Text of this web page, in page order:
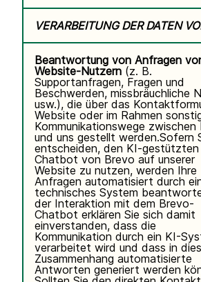
VERARBEITUNG DER DATEN
Beantwortung von Anfragen
Website-Nutzern (z. B.
Supportanfragen, Fragen und
Beschwerden, missbräuchliche
usw.), die über das
Website oder im Rahmen
Kommunikationswege zwischen
und uns gestellt werden.Sofern
entscheiden, den KI-gestützten
Chatbot von Brevo auf unserer
Website zu nutzen, werden Ihre
Anfragen automatisiert durch
technisches System
der Interaktion mit dem Brevo-
Chatbot erklären Sie sich damit
einverstanden, dass die
Kommunikation durch ein KI-
verarbeitet wird und dass in
Zusammenhang automatisierte
Antworten generiert werden